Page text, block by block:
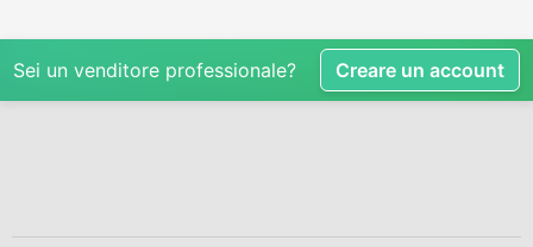
Sei un venditore professionale? Creare un account